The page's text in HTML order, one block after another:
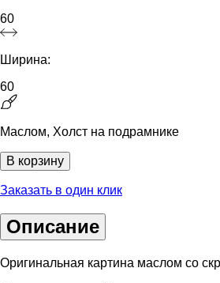
60
Ширина:
60
Маслом, Холст на подрамнике
В корзину
Заказать в один клик
Описание
Оригинальная картина маслом со